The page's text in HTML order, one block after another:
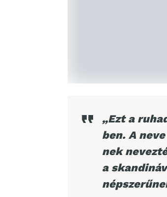
„Ezt a
ben. A
nek
a